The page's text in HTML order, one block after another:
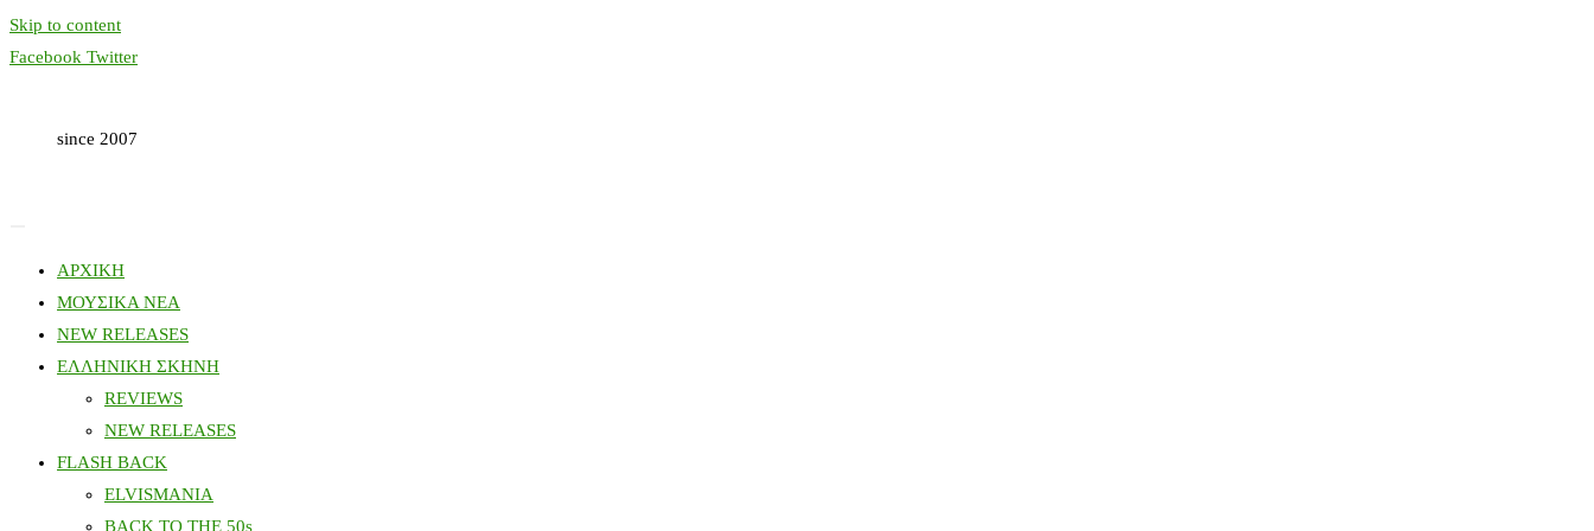
Skip to content
Facebook Twitter
since 2007
ΑΡΧΙΚΗ
ΜΟΥΣΙΚΑ ΝΕΑ
NEW RELEASES
ΕΛΛΗΝΙΚΗ ΣΚΗΝΗ
REVIEWS
NEW RELEASES
FLASH BACK
ELVISMANIA
BACK TO THE 50s